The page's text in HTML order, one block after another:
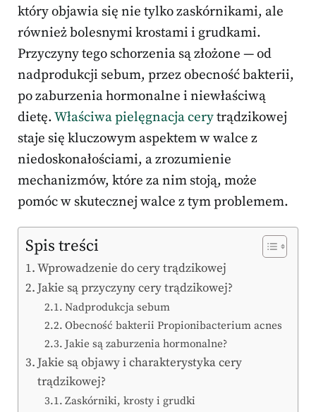
który objawia się nie tylko zaskórnikami, ale
również bolesnymi krostami i grudkami.
Przyczyny tego schorzenia są złożone — od
nadprodukcji sebum, przez obecność bakterii,
po zaburzenia hormonalne i niewłaściwą
dietę.Właściwa pielęgnacja cerytrądzikowej
staje się kluczowym aspektem w walce z
niedoskonałościami, a zrozumienie
mechanizmów, które za nim stoją, może
pomóc w skutecznej walce z tym problemem.
Spis treści
Wprowadzenie do cery trądzikowej
Jakie są przyczyny cery trądzikowej?
Nadprodukcja sebum
Obecność bakterii Propionibacterium acnes
Jakie są zaburzenia hormonalne?
Jakie są objawy i charakterystyka cery
trądzikowej?
Zaskórniki, krosty i grudki